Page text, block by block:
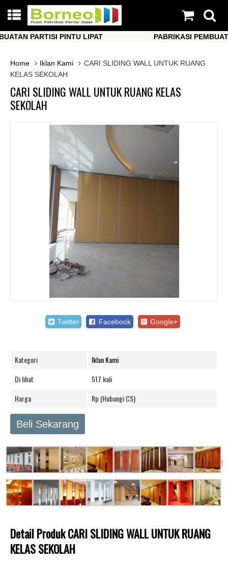
PARTISI PINTU LIPAT
PABRIKASI
Home
Iklan Kami
CARI SLIDING WALL UNTUK RUANG
KELAS SEKOLAH
CARI SLIDING WALL UNTUK RUANG KELAS
SEKOLAH
Twitter Facebook Google+
Kategori
Iklan Kami
Di lihat
517 kali
Harga
Rp (Hubungi CS)
Beli Sekarang
Detail Produk CARI SLIDING WALL UNTUK RUANG
KELAS SEKOLAH